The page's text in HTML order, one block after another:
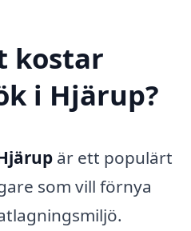
kostar
i Hjärup?
är ett populärt
som vill förnya